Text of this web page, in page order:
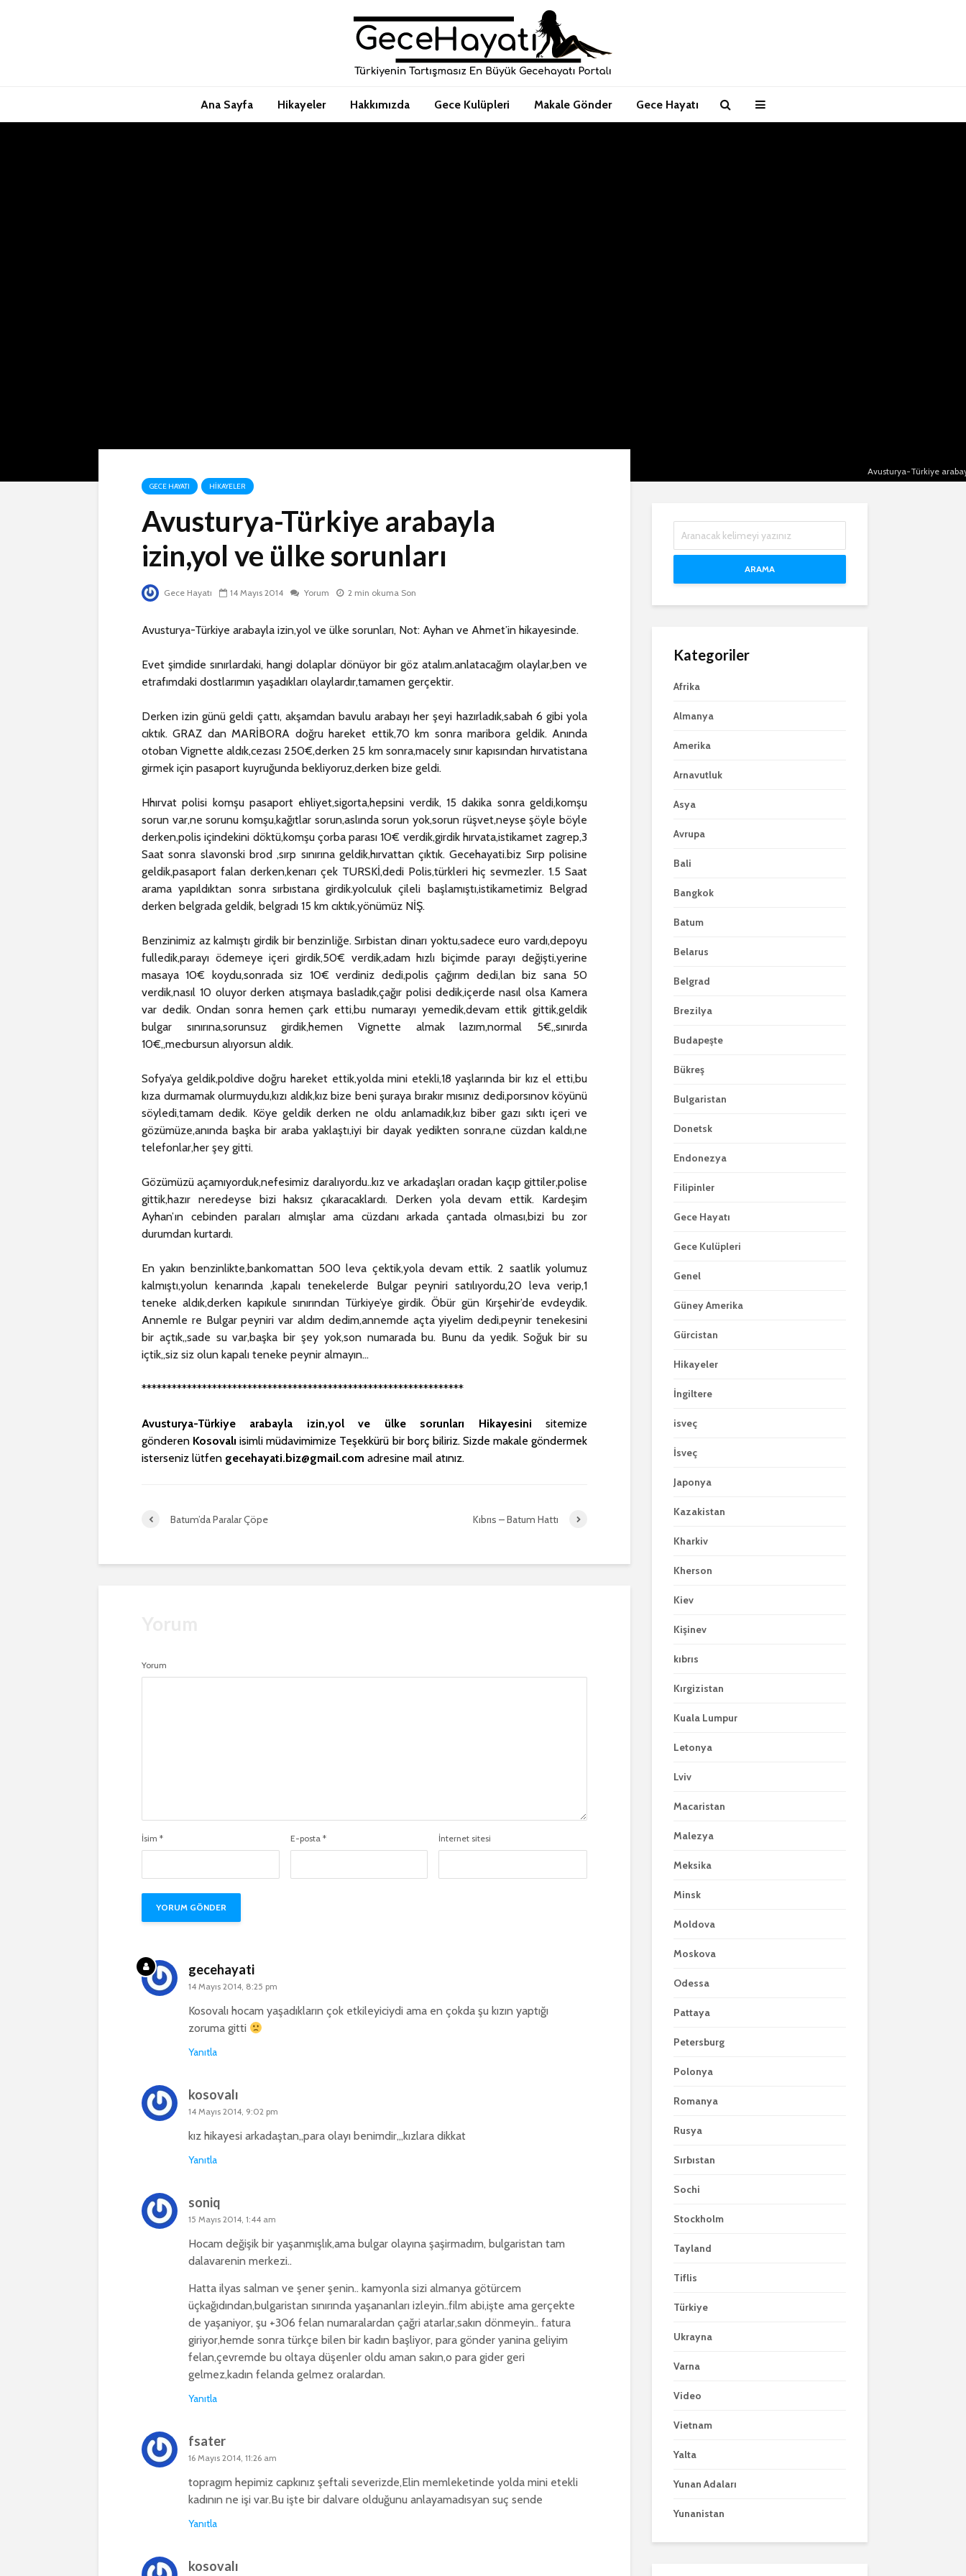
Ana Sayfa Hikayeler Hakkımızda Gece Kulüpleri Makale Gönder Gece Hayatı
Avusturya-Türkiye
GECE HAYATI HIKAYELER
Avusturya-Türkiye arabayla
izin,yol ve ülke sorunları
Gece Hayatı 14 Mayıs 2014 Yorum 2 min okuma Son
Avusturya-Türkiye arabayla izin,yol ve ülke sorunları, Not: Ayhan ve Ahmet’in hikayesinde.
Evet şimdide sınırlardaki, hangi dolaplar dönüyor bir göz atalım.anlatacağım olaylar,ben ve
etrafımdaki dostlarımın yaşadıkları olaylardır,tamamen gerçektir.
Derken izin günü geldi çattı, akşamdan bavulu arabayı her şeyi hazırladık,sabah 6 gibi yola
cıktık. GRAZ dan MARİBORA doğru hareket ettik,70 km sonra maribora geldik. Anında
otoban Vignette aldık,cezası 250€,derken 25 km sonra,macely sınır kapısından hırvatistana
girmek için pasaport kuyruğunda bekliyoruz,derken bize geldi.
Hhırvat polisi komşu pasaport ehliyet,sigorta,hepsini verdik, 15 dakika sonra geldi,komşu
sorun var,ne sorunu komşu,kağıtlar sorun,aslında sorun yok,sorun rüşvet,neyse şöyle böyle
derken,polis içindekini döktü,komşu çorba parası 10€ verdik,girdik hırvata,istikamet zagrep,3
Saat sonra slavonski brod ,sırp sınırına geldik,hırvattan çıktık. Gecehayati.biz Sırp polisine
geldik,pasaport falan derken,kenarı çek TURSKİ,dedi Polis,türkleri hiç sevmezler. 1.5 Saat
arama yapıldıktan sonra sırbıstana girdik.yolculuk çileli başlamıştı,istikametimiz Belgrad
derken belgrada geldik, belgradı 15 km cıktık,yönümüz NİŞ.
Benzinimiz az kalmıştı girdik bir benzinliğe. Sırbistan dinarı yoktu,sadece euro vardı,depoyu
fulledik,parayı ödemeye içeri girdik,50€ verdik,adam hızlı biçimde parayı değişti,yerine
masaya 10€ koydu,sonrada siz 10€ verdiniz dedi,polis çağırım dedi,lan biz sana 50
verdik,nasıl 10 oluyor derken atışmaya basladık,çağır polisi dedik,içerde nasıl olsa Kamera
var dedik. Ondan sonra hemen çark etti,bu numarayı yemedik,devam ettik gittik,geldik
bulgar sınırına,sorunsuz girdik,hemen Vignette almak lazım,normal 5€,,sınırda
10€,,mecbursun alıyorsun aldık.
Sofya’ya geldik,poldive doğru hareket ettik,yolda mini etekli,18 yaşlarında bir kız el etti,bu
kıza durmamak olurmuydu,kızı aldık,kız bize beni şuraya bırakır mısınız dedi,porsınov köyünü
söyledi,tamam dedik. Köye geldik derken ne oldu anlamadık,kız biber gazı sıktı içeri ve
gözümüze,anında başka bir araba yaklaştı,iyi bir dayak yedikten sonra,ne cüzdan kaldı,ne
telefonlar,her şey gitti.
Gözümüzü açamıyorduk,nefesimiz daralıyordu..kız ve arkadaşları oradan kaçıp gittiler,polise
gittik,hazır neredeyse bizi haksız çıkaracaklardı. Derken yola devam ettik. Kardeşim
Ayhan’ın cebinden paraları almışlar ama cüzdanı arkada çantada olması,bizi bu zor
durumdan kurtardı.
En yakın benzinlikte,bankomattan 500 leva çektik,yola devam ettik. 2 saatlik yolumuz
kalmıştı,yolun kenarında ,kapalı tenekelerde Bulgar peyniri satılıyordu,20 leva verip,1
teneke aldık,derken kapıkule sınırından Türkiye’ye girdik. Öbür gün Kırşehir’de evdeydik.
Annemle re Bulgar peyniri var aldım dedim,annemde açta yiyelim dedi,peynir tenekesini
bir açtık,,sade su var,başka bir şey yok,son numarada bu. Bunu da yedik. Soğuk bir su
içtik,,siz siz olun kapalı teneke peynir almayın…
****************************************************************
Avusturya-Türkiye arabayla izin,yol ve ülke sorunları Hikayesini sitemize
gönderen Kosovalı isimli müdavimimize Teşekkürü bir borç biliriz. Sizde makale göndermek
isterseniz lütfen gecehayati.biz@gmail.com adresine mail atınız.
Batum’da Paralar Çöpe Kıbrıs – Batum Hattı
Yorum
İsim * E-posta * İnternet sitesi
gecehayati
14 Mayıs 2014, 8:25 pm
Kosovalı hocam yaşadıkların çok etkileyiciydi ama en çokda şu kızın yaptığı
zoruma gitti
Yanıtla
kosovalı
14 Mayıs 2014, 9:02 pm
kız hikayesi arkadaştan,,para olayı benimdir,,,kızlara dikkat
Yanıtla
soniq
15 Mayıs 2014, 1:44 am
Hocam değişik bir yaşanmışlık,ama bulgar olayına şaşirmadım, bulgaristan tam
dalavarenin merkezi..
Hatta ilyas salman ve şener şenin.. kamyonla sizi almanya götürcem
üçkağıdından,bulgaristan sınırında yaşananları izleyin..film abi,işte ama gerçekte
de yaşaniyor, şu +306 felan numaralardan çağri atarlar,sakın dönmeyin.. fatura
giriyor,hemde sonra türkçe bilen bir kadın başliyor, para gönder yanina geliyim
felan,çevremde bu oltaya düşenler oldu aman sakın,o para gider geri
gelmez,kadın felanda gelmez oralardan.
Yanıtla
fsater
16 Mayıs 2014, 11:26 am
topragım hepimiz capkınız şeftali severizde,Elin memleketinde yolda mini etekli
kadının ne işi var.Bu işte bir dalvare olduğunu anlayamadısyan suç sende
Yanıtla
kosovalı
ARAMA
Kategoriler
Afrika
Almanya
Amerika
Arnavutluk
Asya
Avrupa
Bali
Bangkok
Batum
Belarus
Belgrad
Brezilya
Budapeşte
Bükreş
Bulgaristan
Donetsk
Endonezya
Filipinler
Gece Hayatı
Gece Kulüpleri
Genel
Güney Amerika
Gürcistan
Hikayeler
İngiltere
isveç
İsveç
Japonya
Kazakistan
Kharkiv
Kherson
Kiev
Kişinev
kıbrıs
Kırgizistan
Kuala Lumpur
Letonya
Lviv
Macaristan
Malezya
Meksika
Minsk
Moldova
Moskova
Odessa
Pattaya
Petersburg
Polonya
Romanya
Rusya
Sırbıstan
Sochi
Stockholm
Tayland
Tiflis
Türkiye
Ukrayna
Varna
Video
Vietnam
Yalta
Yunan Adaları
Yunanistan